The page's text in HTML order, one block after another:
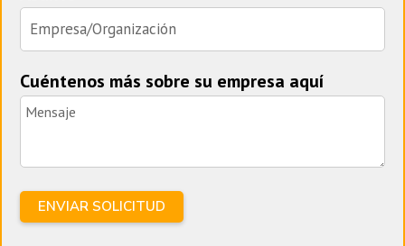
Cuéntenos más sobre su empresa aquí